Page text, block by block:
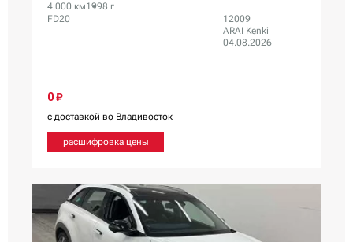
4 000 км1998 г
FD20
12009
ARAI Kenki
04.08.2026
0 ₽
с доставкой во Владивосток
расшифровка цены